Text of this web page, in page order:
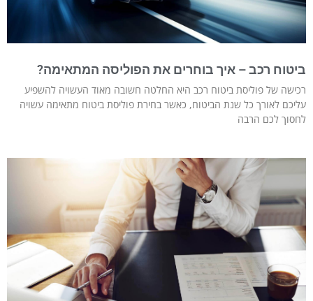
ביטוח רכב – איך בוחרים את הפוליסה המתאימה?
רכישה של פוליסת ביטוח רכב היא החלטה חשובה מאוד העשויה להשפיע
עליכם לאורך כל שנת הביטוח, כאשר בחירת פוליסת ביטוח מתאימה עשויה
לחסוך לכם הרבה